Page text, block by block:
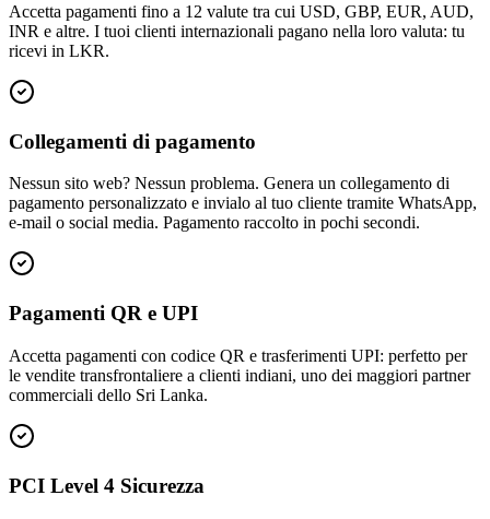
Accetta pagamenti fino a 12 valute tra cui USD, GBP, EUR, AUD,
INR e altre. I tuoi clienti internazionali pagano nella loro valuta: tu
ricevi in ​​LKR.
Collegamenti di pagamento
Nessun sito web? Nessun problema. Genera un collegamento di
pagamento personalizzato e invialo al tuo cliente tramite WhatsApp,
e-mail o social media. Pagamento raccolto in pochi secondi.
Pagamenti QR e UPI
Accetta pagamenti con codice QR e trasferimenti UPI: perfetto per
le vendite transfrontaliere a clienti indiani, uno dei maggiori partner
commerciali dello Sri Lanka.
PCI Level 4 Sicurezza